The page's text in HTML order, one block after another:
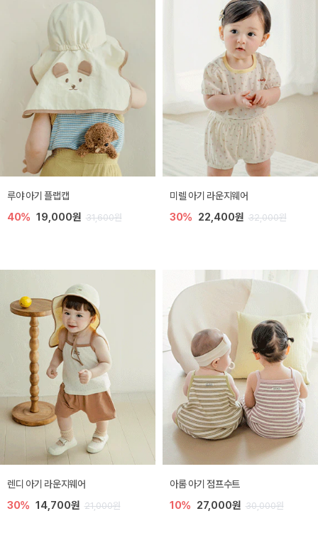
루야 아기 플랩캡
40% 19,000원 31,600원
미렐 아기 라운지웨어
30% 22,400원 32,000원
렌디 아기 라운지웨어
30% 14,700원 21,000원
아롬 아기 점프수트
10% 27,000원 30,000원